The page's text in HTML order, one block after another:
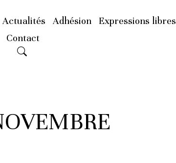
Actualités Adhésion Expressions libres
Contact